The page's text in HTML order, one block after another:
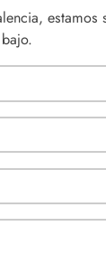
estamos